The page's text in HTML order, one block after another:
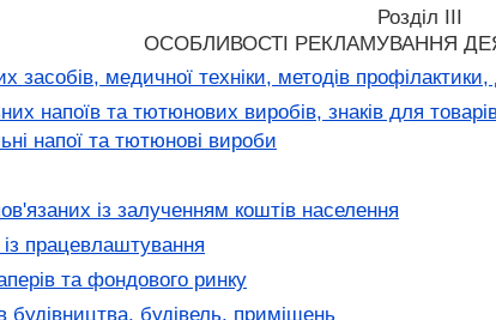
Розділ III
ОСОБЛИВОСТІ РЕКЛАМУВАННЯ
засобів, медичної техніки, методів профілактики,
напоїв та тютюнових виробів, знаків для
напої та тютюнові вироби
із залученням коштів населення
працевлаштування
та фондового ринку
будівництва, будівель, приміщень